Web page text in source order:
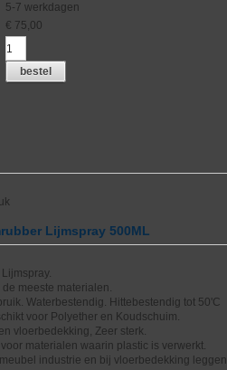
5-7 werkdagen
€ 75,00
bestel
Lijmspray 500ML
Lijmspray.
meeste materialen.
Waterbestendig. Hittebestendig tot 50'C
voor Polyether en Koudschuim.
vloerbedekking, Zeer sterk.
materialen waarin plastic is verwerkt.
industrie en bij vloerbedekking leggen.